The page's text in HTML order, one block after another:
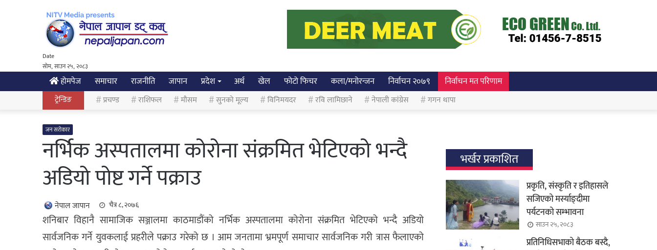
Date
सोम, साउन २५, २०८३
होमपेज समाचार राजनीति जापान प्रदेश अर्थ खेल फोटो फिचर कला/मनोरन्जन निर्वाचन २०७९ निर्वाचन मत परिणाम
ट्रेन्डिङ प्रचण्ड राशिफल मौसम सुनको मूल्य विनिमयदर रवि लामिछाने नेपाली कांग्रेस गगन थापा
जन सरोकार
नर्भिक अस्पतालमा कोरोना संक्रमित भेटिएको भन्दै
अडियो पोष्ट गर्ने पक्राउ
नेपाल जापान चैत्र ८, २०७६
शनिबार विहानै सामाजिक सञ्जालमा काठमाडौंको नर्भिक अस्पतालमा कोरोना संक्रमित भेटिएको भन्दै अडियो
सार्वजनिक गर्ने युवकलाई प्रहरीले पक्राउ गरेको छ । आम जनतामा भ्रमपूर्ण समाचार सार्वजनिक गरी त्रास फैलाएको
भर्खर प्रकाशित
प्रकृति, संस्कृति र इतिहासले
सजिएको मर्स्याङ्दीमा
पर्यटनको सम्भावना
साउन २५, २०८३
प्रतिनिधिसभाको बैठक बस्दै,